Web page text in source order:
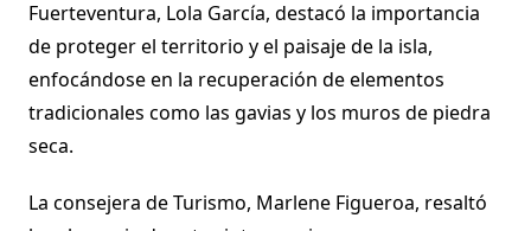
Fuerteventura, Lola García, destacó la importancia
de proteger el territorio y el paisaje de la isla,
enfocándose en la recuperación de elementos
tradicionales como las gavias y los muros de piedra
seca.
La consejera de Turismo, Marlene Figueroa, resaltó